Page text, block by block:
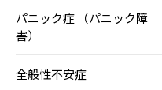
パニック症 （パニック障
害）
全般性不安症